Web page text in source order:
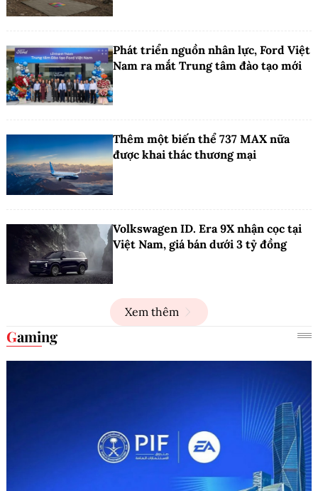
Phát triển nguồn nhân lực, Ford Việt
Nam ra mắt Trung tâm đào tạo mới
Thêm một biến thể 737 MAX nữa
được khai thác thương mại
Volkswagen ID. Era 9X nhận cọc tại
Việt Nam, giá bán dưới 3 tỷ đồng
Xem thêm
Gaming